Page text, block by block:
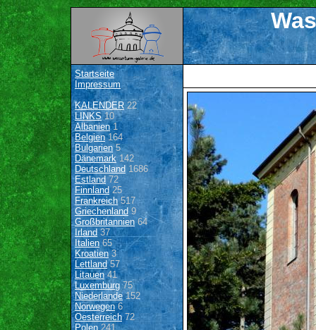
Startseite
Impressum
KALENDER22
LINKS10
Albanien1
Belgien164
Bulgarien 5
Dänemark142
Deutschland 1686
Estland 72
Finnland 25
Frankreich517
Griechenland9
Großbritannien64
Irland 37
Italien65
Kroatien3
Lettland57
Litauen41
Luxemburg 75
Niederlande152
Norwegen6
Oesterreich72
Polen 241